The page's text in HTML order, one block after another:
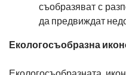
съобразяват с
да предвиждат
Екологосъобразна